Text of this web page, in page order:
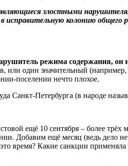
злостными
исправительную колонию общего
режима содержания, он
один значительный
поселении нечто плохое.
Санкт-Петербурга (в народе
ещё 10 сентября – более трёх
Добавим ещё месяц (ведь дело
время? Какие санкции